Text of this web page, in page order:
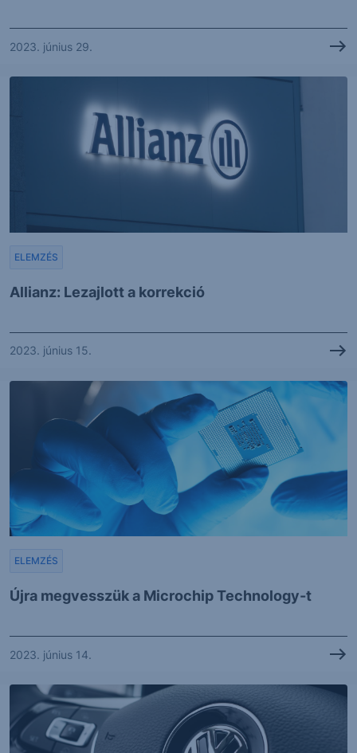
2023. június 29.
Allianz: Lezajlott a korrekció
ELEMZÉS
2023. június 15.
Újra megvesszük a Microchip Technology-t
ELEMZÉS
2023. június 14.